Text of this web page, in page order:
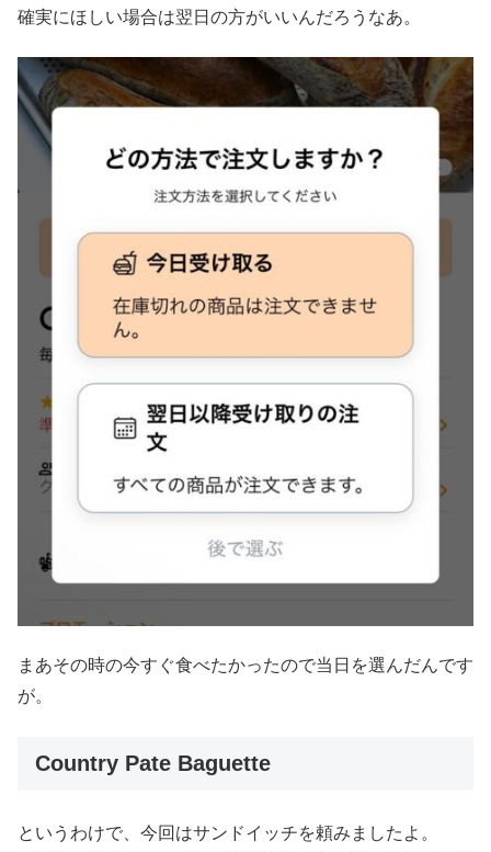
確実にほしい場合は翌日の方がいいんだろうなあ。
まあその時の今すぐ食べたかったので当日を選んだんです
が。
Country Pate Baguette
というわけで、今回はサンドイッチを頼みましたよ。